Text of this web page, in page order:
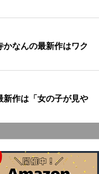
かなんの最新作はワク
作は「女の子が見や
のショートウォレッ